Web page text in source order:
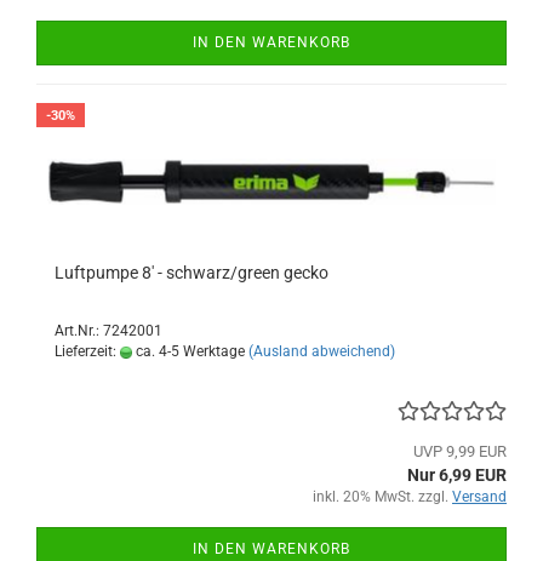
IN DEN WARENKORB
-30%
Luftpumpe 8' - schwarz/green gecko
Art.Nr.: 7242001
Lieferzeit:
ca. 4-5 Werktage (Ausland abweichend)
UVP 9,99 EUR
Nur 6,99 EUR
inkl. 20% MwSt. zzgl. Versand
IN DEN WARENKORB